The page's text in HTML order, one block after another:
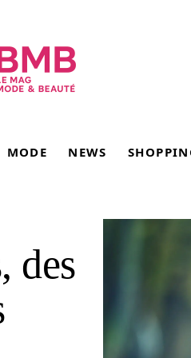
MODE NEWS
des